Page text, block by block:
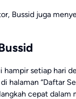
Bussid juga
hampir setiap hari
halaman “Daftar
cepat dalam